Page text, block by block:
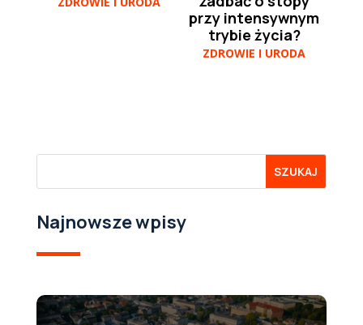
przy intensywnym
trybie życia?
ZDROWIE I URODA
Najnowsze wpisy